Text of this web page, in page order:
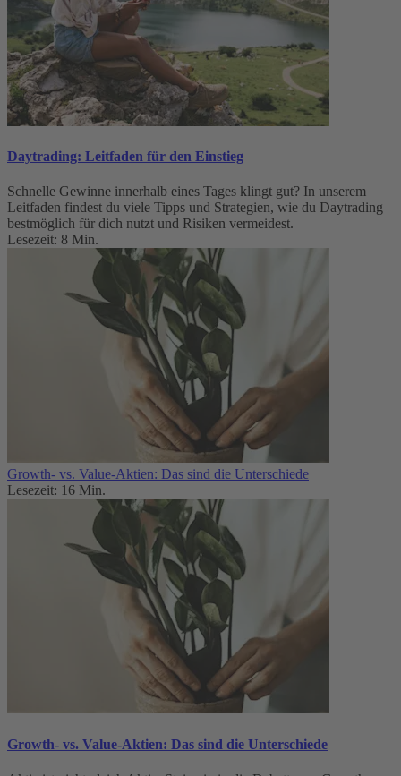
Daytrading: Leitfaden für den Einstieg
Schnelle Gewinne innerhalb eines Tages klingt gut? In unserem
Leitfaden findest du viele Tipps und Strategien, wie du Daytrading
bestmöglich für dich nutzt und Risiken vermeidest.
Lesezeit: 8 Min.
Growth- vs. Value-Aktien: Das sind die Unterschiede
Lesezeit: 16 Min.
Growth- vs. Value-Aktien: Das sind die Unterschiede